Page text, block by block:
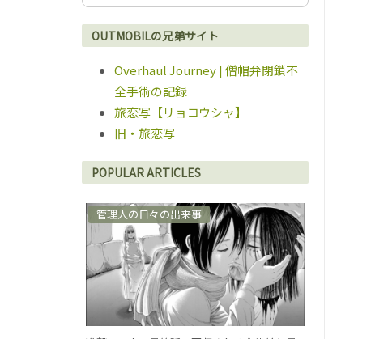
OUTMOBILの兄弟サイト
Overhaul Journey | 僧帽弁閉鎖不
全手術の記録
旅恋写【リョコウシャ】
旧・旅恋写
POPULAR ARTICLES
管理人の日々の出来事